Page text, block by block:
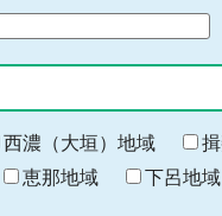
西濃（大垣）地域
恵那地域 下呂地域